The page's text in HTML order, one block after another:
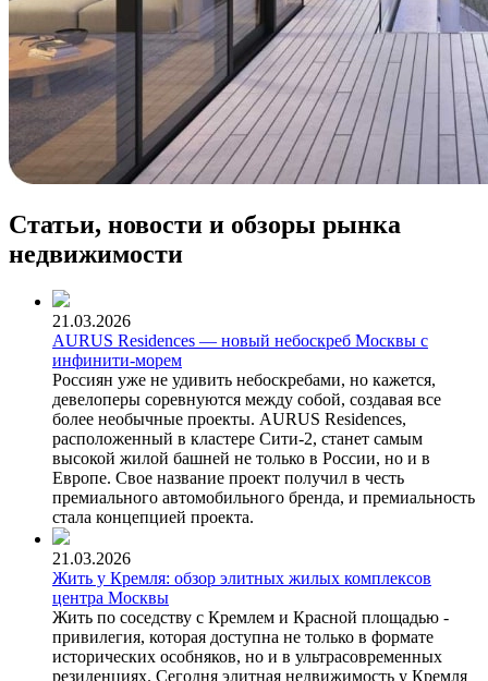
Статьи, новости и обзоры рынка
недвижимости
21.03.2026
AURUS Residences — новый небоскреб Москвы с
инфинити-морем
Россиян уже не удивить небоскребами, но кажется,
девелоперы соревнуются между собой, создавая все
более необычные проекты. AURUS Residences,
расположенный в кластере Сити-2, станет самым
высокой жилой башней не только в России, но и в
Европе. Свое название проект получил в честь
премиального автомобильного бренда, и премиальность
стала концепцией проекта.
21.03.2026
Жить у Кремля: обзор элитных жилых комплексов
центра Москвы
Жить по соседству с Кремлем и Красной площадью -
привилегия, которая доступна не только в формате
исторических особняков, но и в ультрасовременных
резиденциях. Сегодня элитная недвижимость у Кремля